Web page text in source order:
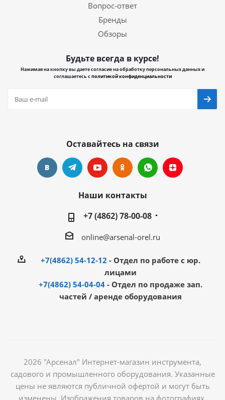
Вопрос-ответ
Бренды
Обзоры
Будьте всегда в курсе!
Нажимая на кнопку вы даете согласие на обработку персональных данных и
соглашаетесь сполитикой конфиденциальности
Оставайтесь на связи
Наши контакты
+7 (4862) 78-00-08
online@arsenal-orel.ru
+7(4862) 54-12-12 - Отдел по работе с юр.
лицами
+7(4862) 54-04-04 - Отдел по продаже зап.
частей / аренде оборудования
2026 "Арсенал" Интернет-магазин инструмента,
садового и промышленного оборудования. Указанные
цены не являются публичной офертой и могут быть
изменены. Изображения товаров на фотографиях,